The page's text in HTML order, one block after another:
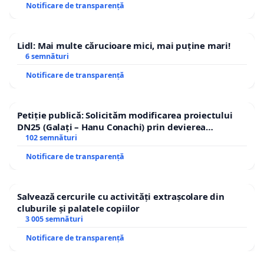
Notificare de transparență
Lidl: Mai multe cărucioare mici, mai puține mari!
6 semnături
Notificare de transparență
Petiție publică: Solicităm modificarea proiectului
DN25 (Galați – Hanu Conachi) prin devierea
traseului în afara localităților!
102 semnături
Notificare de transparență
Salvează cercurile cu activități extrașcolare din
cluburile și palatele copiilor
3 005 semnături
Notificare de transparență